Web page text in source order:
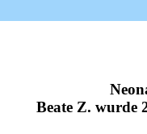
Beate Z. wurde